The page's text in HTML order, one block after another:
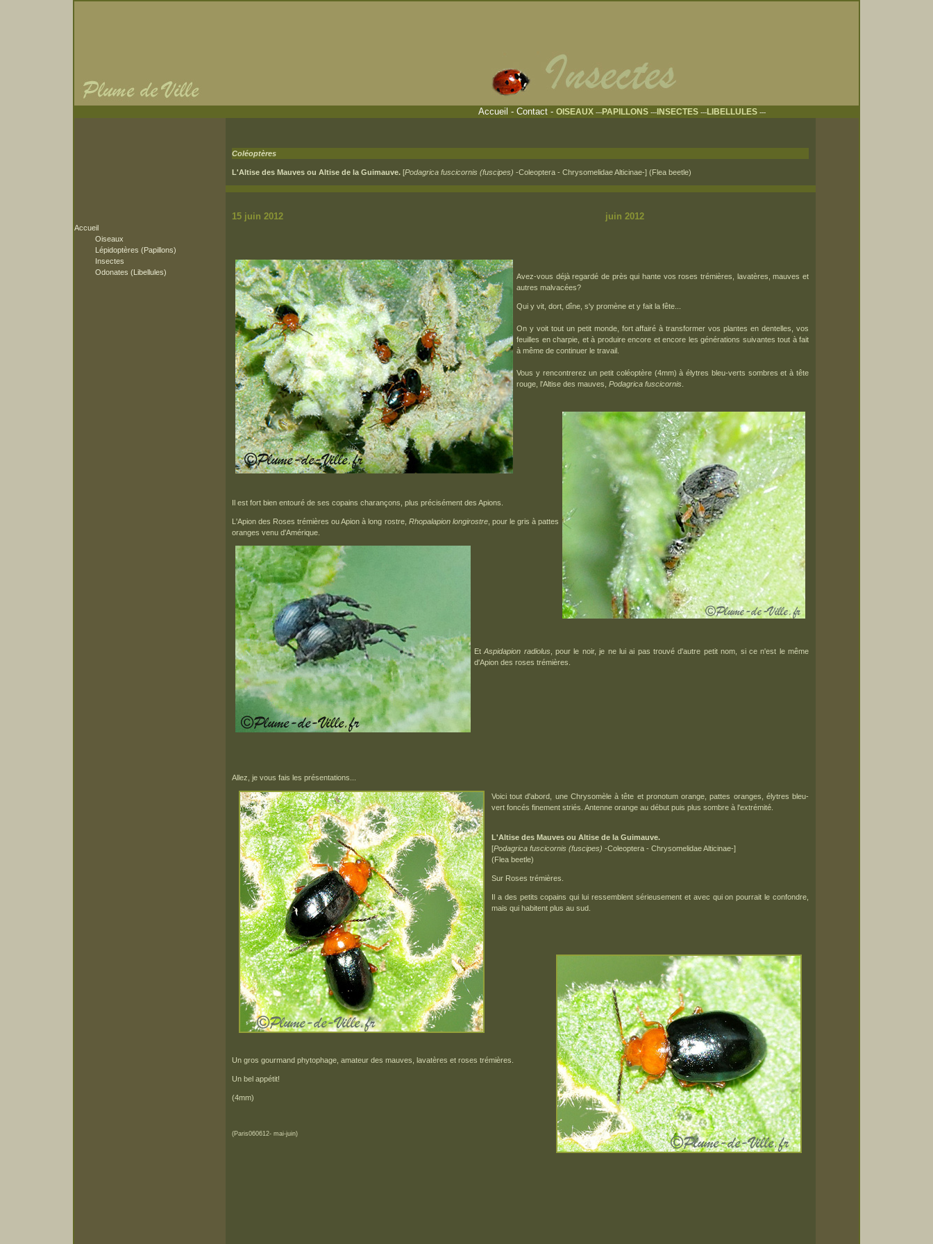
Accueil - Contact- OISEAUX ---PAPILLONS ---INSECTES ---LIBELLULES ---
Accueil
Oiseaux
Lépidoptères (Papillons)
Insectes
Odonates (Libellules)
Coléoptères
L'Altise des Mauves ou Altise de la Guimauve. [Podagrica fuscicornis (fuscipes) -Coleoptera - Chrysomelidae Alticinae-] (Flea beetle)
15 juin 2012 juin 2012
Avez-vous déjà regardé de près qui hante vos roses trémières, lavatères, mauves et
autres malvacées?
Qui y vit, dort, dîne, s'y promène et y fait la fête...
On y voit tout un petit monde, fort affairé à transformer vos plantes en dentelles, vos
feuilles en charpie, et à produire encore et encore les générations suivantes tout à fait
à même de continuer le travail.
Vous y rencontrerez un petit coléoptère (4mm) à élytres bleu-verts sombres et à tête
rouge, l'Altise des mauves, Podagrica fuscicornis
Il est fort bien entouré de ses copains charançons, plus précisément des Apions.
L'Apion des Roses trémières ou Apion à long rostre, Rhopalapion longirostre, pour le gris à pattes
oranges venu d'Amérique.
EtAspidapion radiolus , pour le noir, je ne lui ai pas trouvé d'autre petit nom, si ce n'est le même
d'Apion des roses trémières.
Allez, je vous fais les présentations...
Voici tout d'abord, une Chrysomèle à tête et pronotum orange, pattes oranges, élytres bleu-
vert foncés finement striés. Antenne orange au début puis plus sombre à l'extrémité.
L'Altise des Mauves ou Altise de la Guimauve.
[Podagrica fuscicornis (fuscipes) -Coleoptera - Chrysomelidae Alticinae-]
(Flea beetle)
Sur Roses trémières.
Il a des petits copains qui lui ressemblent sérieusement et avec qui on pourrait le confondre,
mais qui habitent plus au sud.
Un gros gourmand phytophage, amateur des mauves, lavatères et roses trémières.
Un bel appétit!
(4mm)
(Paris060612- mai-juin)